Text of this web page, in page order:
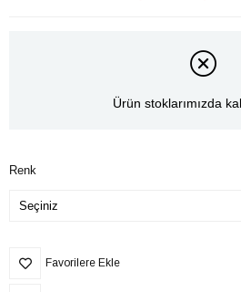
Ürün stoklarımızda
Renk
Favorilere Ekle